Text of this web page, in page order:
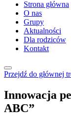
Strona główna
O nas
Grupy
Aktualności
Dla rodziców
Kontakt
Przejdź do głównej
Innowacja
ABC”